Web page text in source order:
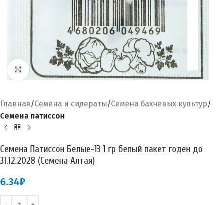
Увеличить
Главная Семена и сидераты Семена бахчевых культур
Семена патиссон
Семена Патиссон Белые-13 1 гр белый пакет годен до
31.12.2028 (Семена Алтая)
6.34₽